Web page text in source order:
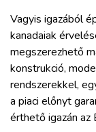
Vagyis igazából
kanadaiak
megszerezhető
konstrukció,
rendszerekkel,
a piaci előnyt
érthető igazán az